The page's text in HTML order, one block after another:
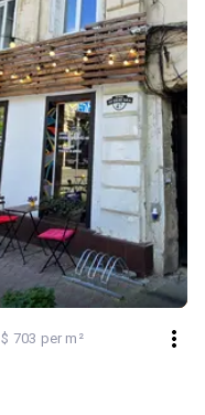
$ 703 per m²